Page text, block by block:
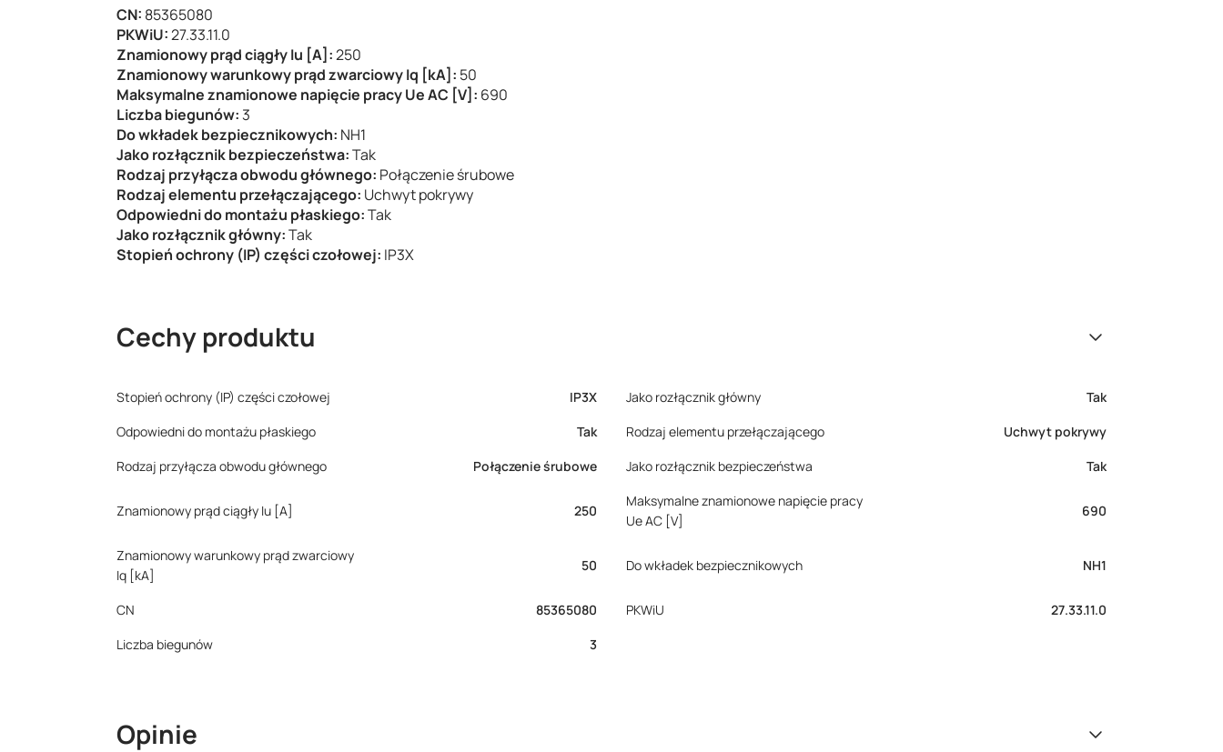
CN: 85365080
PKWiU:27.33.11.0
Znamionowy prąd ciągły Iu [A]:250
Znamionowy warunkowy prąd zwarciowy Iq [kA]: 50
Maksymalne znamionowe napięcie pracy Ue AC [V]: 690
Liczba biegunów: 3
Do wkładek bezpiecznikowych: NH1
Jako rozłącznik bezpieczeństwa:Tak
Rodzaj przyłącza obwodu głównego: Połączenie śrubowe
Rodzaj elementu przełączającego: Uchwyt pokrywy
Odpowiedni do montażu płaskiego:Tak
Jako rozłącznik główny:Tak
Stopień ochrony (IP) części czołowej: IP3X
Cechy produktu
Stopień ochrony (IP) części czołowej IP3X Jako rozłącznik główny
Tak
Odpowiedni do montażu płaskiego
Tak Rodzaj elementu przełączającego
Uchwyt pokrywy
Rodzaj przyłącza obwodu głównego
Połączenie śrubowe Jako rozłącznik bezpieczeństwa Tak
Znamionowy prąd ciągły Iu [A] 250
Maksymalne znamionowe napięcie pracy
Ue AC [V]
690
Znamionowy warunkowy prąd zwarciowy
Iq [kA]
50 Do wkładek bezpiecznikowych NH1
CN 85365080 PKWiU
27.33.11.0
Liczba biegunów
3
Opinie